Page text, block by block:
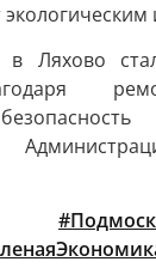
в Ляхово